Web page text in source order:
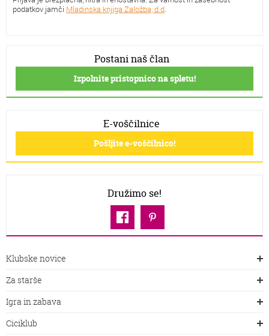
podatkov jamči Mladinska knjiga Založba, d.d.
Postani naš član
Izpolnite pristopnico na spletu!
E-voščilnice
Pošljite e-voščilnico!
Družimo se!
Klubske novice
Za starše
Igra in zabava
Ciciklub